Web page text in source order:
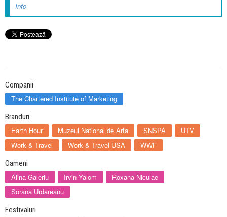
Info
Companii
The Chartered Institute of Marketing
Branduri
Earth Hour Muzeul National de Arta SNSPA
UTV
Work & Travel
Work & Travel USA WWF
Oameni
Alina Galeriu Irvin Yalom
Roxana Niculae
Sorana Urdareanu
Festivaluri